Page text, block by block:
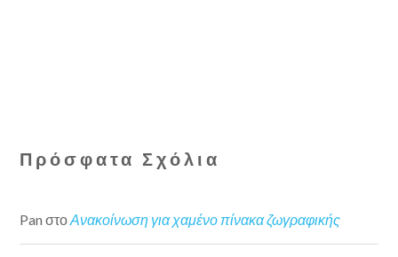
Πρόσφατα Σχόλια
Pan στοΑνακοίνωση για χαμένο πίνακα ζωγραφικής